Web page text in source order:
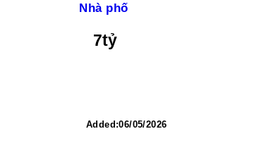
Nhà phố
7tỷ
Added:06/05/2026